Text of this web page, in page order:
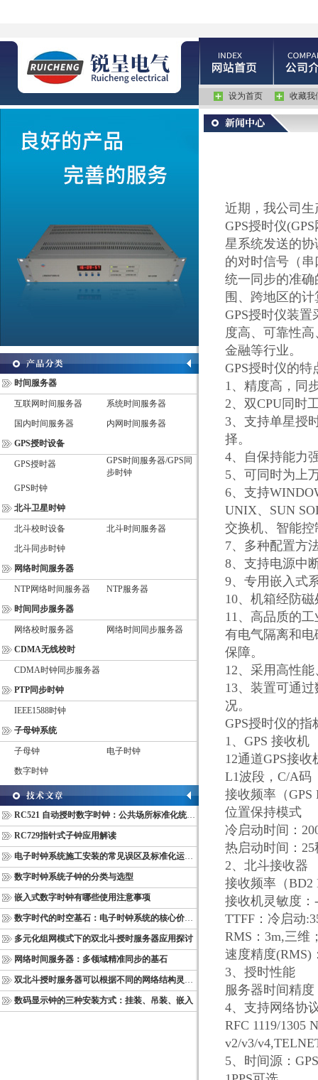
设为首页 收藏我
时间服务器
互联网时间服务器
系统时间服务器
国内时间服务器
内网时间服务器
GPS授时设备
GPS授时器
GPS时间服务器/GPS同
步时钟
GPS时钟
北斗卫星时钟
北斗校时设备
北斗时间服务器
北斗同步时钟
网络时间服务器
NTP网络时间服务器
NTP服务器
时间同步服务器
网络校时服务器
网络时间同步服务器
CDMA无线校时
CDMA时钟同步服务器
PTP同步时钟
IEEE1588时钟
子母钟系统
子母钟
电子时钟
数字时钟
RC521 自动授时数字时钟：公共场所标准化统一计时终端
RC729指针式子钟应用解读
电子时钟系统施工安装的常见误区及标准化运维管理规范
数字时钟系统子钟的分类与选型
嵌入式数字时钟有哪些使用注意事项
数字时代的时空基石：电子时钟系统的核心价值与多维意义
多元化组网模式下的双北斗授时服务器应用探讨
网络时间服务器：多领域精准同步的基石
双北斗授时服务器可以根据不同的网络结构灵活部署
数码显示钟的三种安装方式：挂装、吊装、嵌入
近期，我公司生
GPS授时仪(GPS
星系统发送的协
的对时信号（
统一同步的准
围、跨地区的
GPS授时仪装置
度高、可靠性
金融等行业。
GPS授时仪的特
1、精度高，同
2、双CPU同时
3、支持单星授
择。
4、自保持能力
5、可同时为上
6、支持
UNIX、 SUN
交换机、智能
7、多种配置方
8、支持电源中
9、专用嵌入式
10、机箱经防
11、高品质的
有电气隔离和
保障。
12、采用高性
13、装置可通
况。
GPS授时仪的指
1、 GPS 接收机
12通道GPS接收
L1波段， C/A码
接收频率（GPS
位置保持模式
冷启动时间：
热启动时间： 25
2、北斗接收器
接收频率（BD2
接收机灵敏度：
TTFF：冷启动
RMS ： 3m,三维
速度精度(RMS)
3、授时性能
服务器时间精度
4、支持网络协
RFC 1119/1305
v2/v3/
5、时间源： GPS